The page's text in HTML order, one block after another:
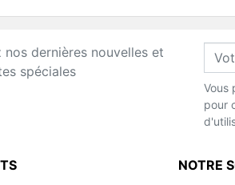
nos dernières nouvelles et
spéciales
Vous
pour
NOTRE